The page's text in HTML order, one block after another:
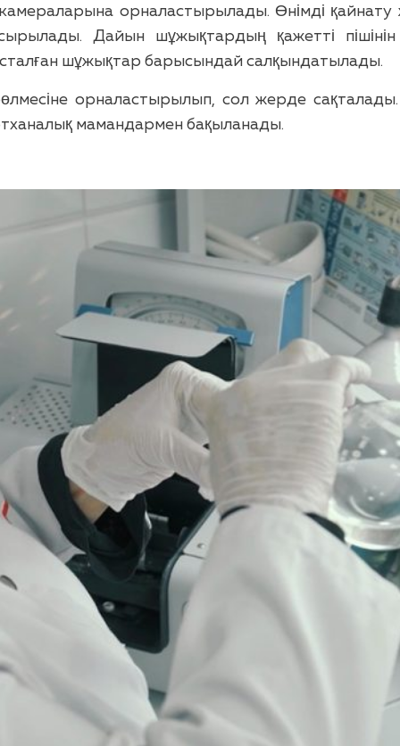
орналастырылады. Өнімді қайнату
Дайын шұжықтардың қажетті
шұжықтар барысындай салқындатылады.
орналастырылып, сол жерде сақталады.
мамандармен бақыланады.